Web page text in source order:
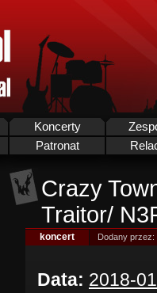
Koncerty
Patronat
Crazy
Traitor/
koncert Dodany przez:
Data: 2018-